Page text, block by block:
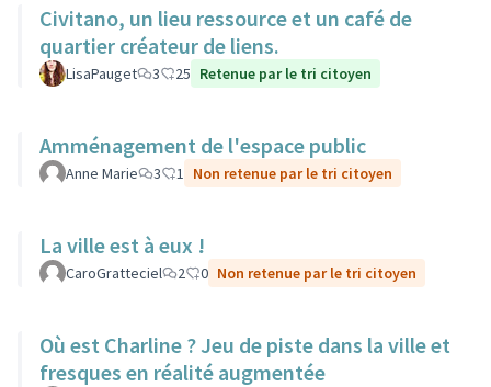
Civitano, un lieu ressource et un café de
quartier créateur de liens.
LisaPauget 3 25 Retenue par le tri citoyen
Amménagement de l'espace public
Anne Marie 3 1 Non retenue par le tri citoyen
La ville est à eux !
CaroGratteciel 2 0 Non retenue par le tri citoyen
Où est Charline ? Jeu de piste dans la ville et
fresques en réalité augmentée